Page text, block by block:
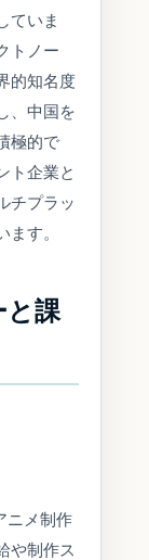
ていま
トノー
的知名度
、中国を
極的で
ト企業と
チプラッ
ます。
課
ニメ制作
や制作ス